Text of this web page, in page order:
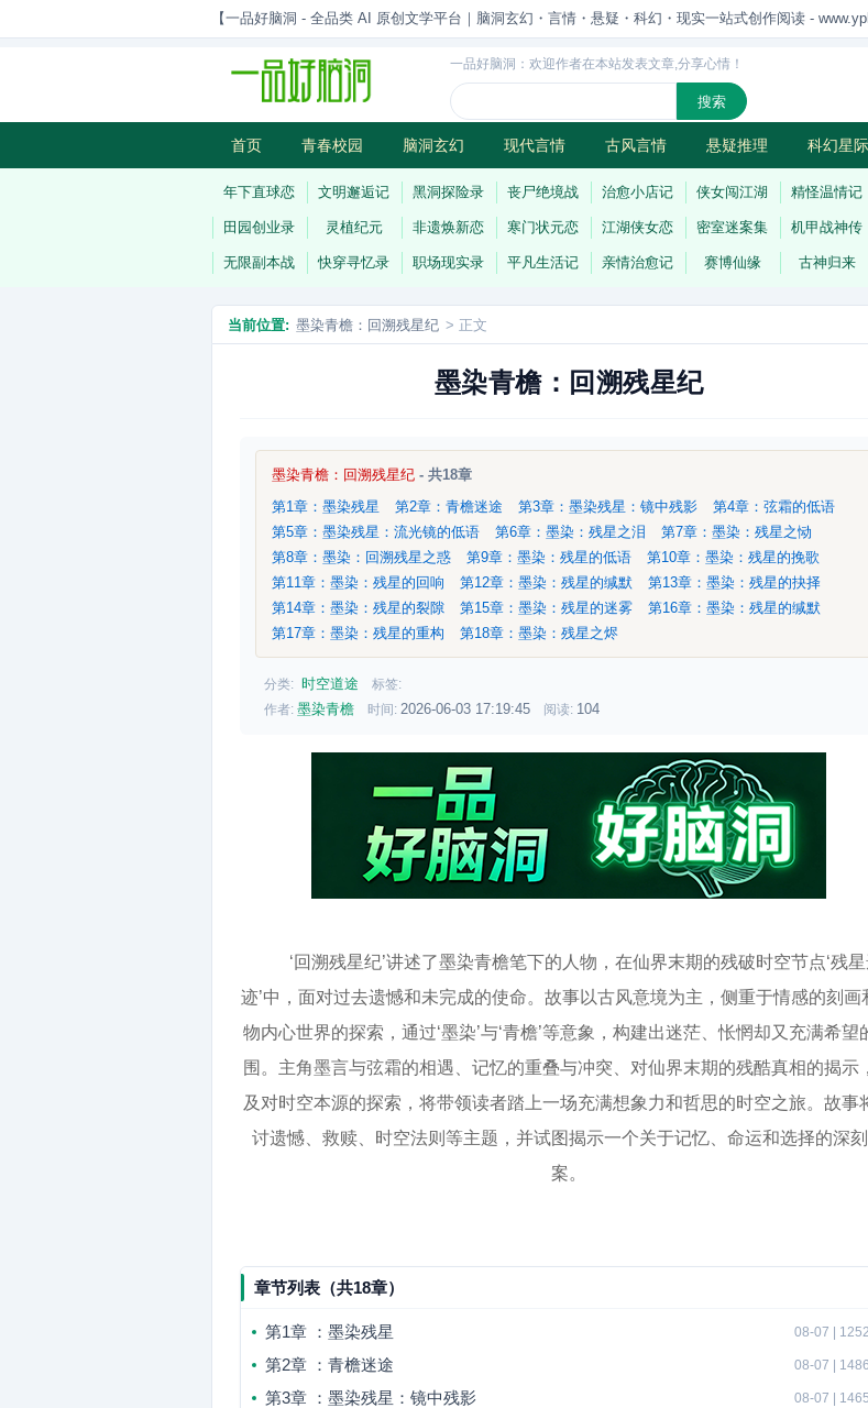
【一品好脑洞 - 全品类 AI 原创文学平台｜脑洞玄幻・言情・悬疑・科幻・现实一站式创作阅读 -
一品好脑洞：欢迎作者在本站发表文章,分享心情！
首页 青春校园 脑洞玄幻 现代言情 古风言情 悬疑推理 科幻星际
历史权谋 武侠江湖 灵异志怪 连载
年下直球恋 文明邂逅记 黑洞探险录 丧尸绝境战 治愈小店记 侠女闯江湖 精怪温情记
田园创业录 灵植纪元 非遗焕新恋 寒门状元恋 江湖侠女恋 密室迷案集 机甲战神传
无限副本战 快穿寻忆录 职场现实录 平凡生活记 亲情治愈记 赛博仙缘 古神归来
当前位置: 墨染青檐：回溯残星纪 > 正文
墨染青檐：回溯残星纪
墨染青檐：回溯残星纪 - 共18章
第1章：墨染残星
第2章：青檐迷途 第3章：墨染残星：镜中残影
第4章：弦霜的低语
第5章：墨染残星：流光镜的低语
第6章：墨染：残星之泪
第7章：墨染：残星之恸
第8章：墨染：回溯残星之惑
第9章：墨染：残星的低语
第10章：墨染：残星的挽歌
第11章：墨染：残星的回响
第12章：墨染：残星的缄默
第13章：墨染：残星的抉择
第14章：墨染：残星的裂隙
第15章：墨染：残星的迷雾
第16章：墨染：残星的缄默
第17章：墨染：残星的重构
第18章：墨染：残星之烬
分类: 时空道途
标签:
作者: 墨染青檐 时间: 2026-06-03 17:19:45 阅读: 104
‘回溯残星纪’讲述了墨染青檐笔下的人物，在仙界末期的残破时空节点‘残
迹’中，面对过去遗憾和未完成的使命。故事以古风意境为主，侧重于情感的刻画
物内心世界的探索，通过‘墨染’与‘青檐’等意象，构建出迷茫、怅惘却又充满希望
围。主角墨言与弦霜的相遇、记忆的重叠与冲突、对仙界末期的残酷真相的揭示
及对时空本源的探索，将带领读者踏上一场充满想象力和哲思的时空之旅。故事
讨遗憾、救赎、时空法则等主题，并试图揭示一个关于记忆、命运和选择的深
案。
章节列表（共18章）
第1章 ：墨染残星 08-07 |
第2章 ：青檐迷途 08-07 |
第3章 ：墨染残星：镜中残影 08-07 |